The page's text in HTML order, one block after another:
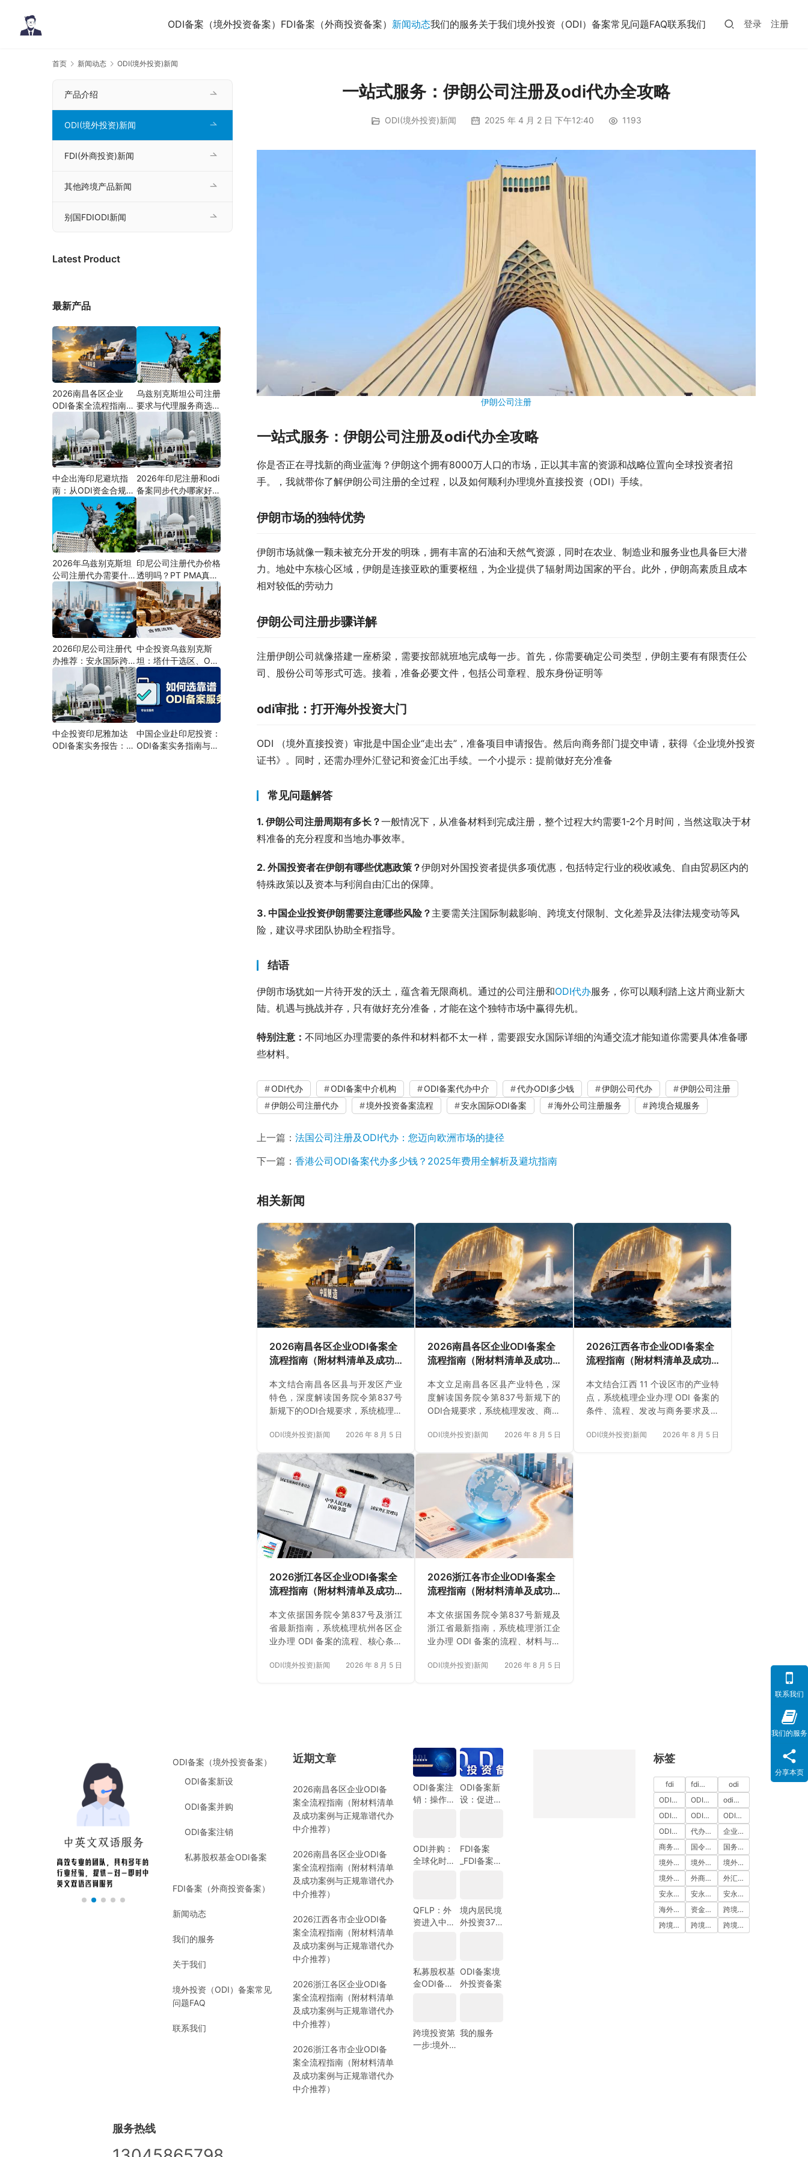
ODI备案（境外投资备案） FDI备案（外商投资备案） 新闻动态我们的服务关于我们境外投资（ODI）备案常见问题FAQ联系我们 登录 注册
首页 新闻动态 ODI(境外投资)新闻
一站式服务：伊朗公司注册及odi代办全攻略
ODI(境外投资)新闻 2025 年 4 月 2 日 下午12:40 1193
伊朗公司注册
一站式服务：伊朗公司注册及odi代办全攻略
你是否正在寻找新的商业蓝海？伊朗这个拥有8000万人口的市场，正以其丰富的资源和战略位置向全球投资者招
手。，我就带你了解伊朗公司注册的全过程，以及如何顺利办理境外直接投资（ODI）手续。
伊朗市场的独特优势
伊朗市场就像一颗未被充分开发的明珠，拥有丰富的石油和天然气资源，同时在农业、制造业和服务业也具备巨大潜
力。地处中东核心区域，伊朗是连接亚欧的重要枢纽，为企业提供了辐射周边国家的平台。此外，伊朗高素质且成本
相对较低的劳动力
伊朗公司注册步骤详解
注册伊朗公司就像搭建一座桥梁，需要按部就班地完成每一步。首先，你需要确定公司类型，伊朗主要有有限责任公
司、股份公司等形式可选。接着，准备必要文件，包括公司章程、股东身份证明等
odi审批：打开海外投资大门
ODI （境外直接投资）审批是中国企业“走出去”，准备项目申请报告。然后向商务部门提交申请，获得《企业境外投资
证书》。同时，还需办理外汇登记和资金汇出手续。一个小提示：提前做好充分准备
常见问题解答
1. 伊朗公司注册周期有多长？一般情况下，从准备材料到完成注册，整个过程大约需要1-2个月时间，当然这取决于材
料准备的充分程度和当地办事效率。
2. 外国投资者在伊朗有哪些优惠政策？伊朗对外国投资者提供多项优惠，包括特定行业的税收减免、自由贸易区内的
特殊政策以及资本与利润自由汇出的保障。
3. 中国企业投资伊朗需要注意哪些风险？ 主要需关注国际制裁影响、跨境支付限制、文化差异及法律法规变动等风
险，建议寻求团队协助全程指导。
结语
伊朗市场犹如一片待开发的沃土，蕴含着无限商机。通过的公司注册和ODI代办服务，你可以顺利踏上这片商业新大
陆。机遇与挑战并存，只有做好充分准备，才能在这个独特市场中赢得先机。
特别注意： 不同地区办理需要的条件和材料都不太一样，需要跟安永国际详细的沟通交流才能知道你需要具体准备哪
些材料。
ODI代办 ODI备案中介机构 ODI备案代办中介 代办ODI多少钱 伊朗公司代办
伊朗公司注册
伊朗公司注册代办
境外投资备案流程 安永国际ODI备案 海外公司注册服务 跨境合规服务
上一篇： 法国公司注册及ODI代办：您迈向欧洲市场的捷径
下一篇： 香港公司ODI备案代办多少钱？2025年费用全解析及避坑指南
相关新闻
2026南昌各区企业ODI备案全
流程指南（附材料清单及成功
荐）
本文结合南昌各区县与开发区产业
特色，深度解读国务院令第837号
新规下的ODI合规要求，系统梳理发
理流程、核心审批条件、材料准备
坑指南。
ODI(境外投资)新闻 2026 年 8 月 5 日
2026南昌各区企业ODI备案全
流程指南（附材料清单及成功
荐）
本文立足南昌各区县产业特色，深
度解读国务院令第837号新规下的
ODI合规要求，系统梳理发改、商务
要点、核心条件及十项常见避坑指
ODI(境外投资)新闻 2026 年 8 月 5 日
2026江西各市企业ODI备案全
流程指南（附材料清单及成功
荐）
本文结合江西 11 个设区市的产业特
点，系统梳理企业办理 ODI 备案的
条件、流程、发改与商务要求及银
项目痛点，并提供避坑自查建议与
ODI(境外投资)新闻 2026 年 8 月 5 日
2026浙江各区企业ODI备案全
流程指南（附材料清单及成功
荐）
本文依据国务院令第837号及浙江
省最新指南，系统梳理杭州各区企
业办理 ODI 备案的流程、核心条件
并提供自查避坑建议与安永国际跨
ODI(境外投资)新闻 2026 年 8 月 5 日
2026浙江各市企业ODI备案全
流程指南（附材料清单及成功
荐）
本文依据国务院令第837号新规及
浙江省最新指南，系统梳理浙江企
业办理 ODI 备案的流程、材料与分
析难点，并提供自查避坑建议与安
ODI(境外投资)新闻 2026 年 8 月 5 日
产品介绍
ODI(境外投资)新闻
FDI(外商投资)新闻
其他跨境产品新闻
别国FDIODI新闻
Latest Product
最新产品
2026南昌各区企业
ODI备案全流程指南
（附材料清单及成功案
例与正规靠谱代办中介
推荐）
乌兹别克斯坦公司注册
要求与代理服务商选择
指南：本土实体和中乌
两地合规才是落地硬保
障｜安永国际跨境合规
圈
中企出海印尼避坑指
南：从ODI资金合规到
PMA公司设立，为什
么300+出海企业首选
安永国际跨境合规圈？
2026年印尼注册和odi
备案同步代办哪家好？
机构选择指南
2026年乌兹别克斯坦
公司注册代办需要什么
材料？最新清单、流程
与合规指南
印尼公司注册代办价格
透明吗？PT PMA真实
费用拆解与防坑指南
2026印尼公司注册代
办推荐：安永国际跨境
合规圈直营落地与一站
式服务指南
中企投资乌兹别克斯
坦：塔什干选区、ODI
备案全流程、核心条件
与避坑要点及优质正规
的ODI代办服务商
中企投资印尼雅加达
ODI备案实务报告：全
中国企业赴印尼投资：
ODI备案实务指南与专
ODI备案（境外投资备案）
ODI备案新设
ODI备案并购
ODI备案注销
私募股权基金ODI备案
FDI备案（外商投资备案）
新闻动态
我们的服务
关于我们
境外投资（ODI）备案常见
问题FAQ
联系我们
近期文章
2026南昌各区企业ODI备
案全流程指南（附材料清单
及成功案例与正规靠谱代办
中介推荐）
2026南昌各区企业ODI备
案全流程指南（附材料清单
及成功案例与正规靠谱代办
中介推荐）
2026江西各市企业ODI备
案全流程指南（附材料清单
及成功案例与正规靠谱代办
中介推荐）
2026浙江各区企业ODI备
案全流程指南（附材料清单
及成功案例与正规靠谱代办
中介推荐）
2026浙江各市企业ODI备
案全流程指南（附材料清单
及成功案例与正规靠谱代办
中介推荐）
ODI备案注
销：操作指
ODI备案新
设：促进中
ODI并购：
全球化时代
FDI备案
_FDI备案指
规圈
QFLP：外
资进入中国
境内居民境
外投资37
私募股权基
金ODI备案
ODI备案境
外投资备案
跨境投资第
一步:境外
我的服务
标签
fdi fdi备案
odi
ODI代办
ODI代办服务
odi备案
ODI备案中介机构
ODI备案代办中介
ODI备案费用
ODI登记
代办ODI多少钱
企业出海
商务部备案
国令第837号
国务院令第837号
境外投资
境外投资备案
境外投资备案流程
境外直接投资
外商投资
外汇登记
安永国际
安永国际ODI备案
安永国际跨境合规圈
海外公司注册服务
资金出境
跨境合规
跨境合规圈
跨境合规服务 跨境投资
服务热线
联系我们
我们的服务
分享本页